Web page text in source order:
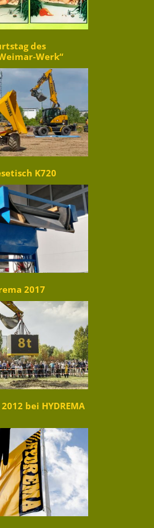
des
Werk“
K720
2017
bei HYDREMA